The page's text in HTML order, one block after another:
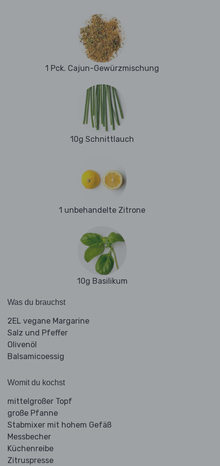
1 Pck. Cajun-Gewürzmischung
10g Schnittlauch
1 unbehandelte Zitrone
10g Basilikum
Was du brauchst
2EL vegane Margarine
Salz und Pfeffer
Olivenöl
Balsamicoessig
Womit du kochst
mittelgroßer Topf
große Pfanne
Stabmixer mit hohem Gefäß
Messbecher
Küchenreibe
Zitruspresse